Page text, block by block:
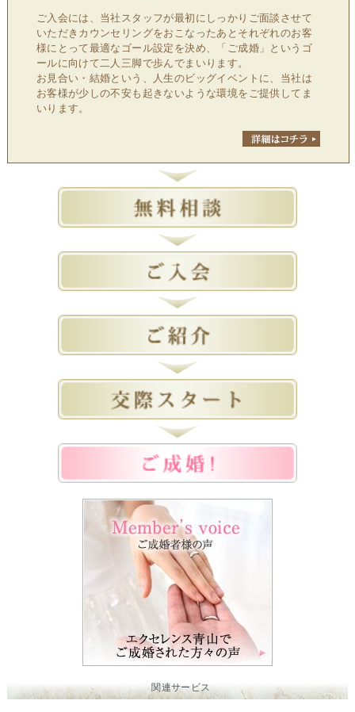
ご入会には、当社スタッフが最初にしっかりご面談させて
いただきカウンセリングをおこなったあとそれぞれのお客
様にとって最適なゴール設定を決め、「ご成婚」というゴ
ールに向けて二人三脚で歩んでまいります。
お見合い・結婚という、人生のビッグイベントに、当社は
お客様が少しの不安も起きないような環境をご提供してま
いります。
関連サービス